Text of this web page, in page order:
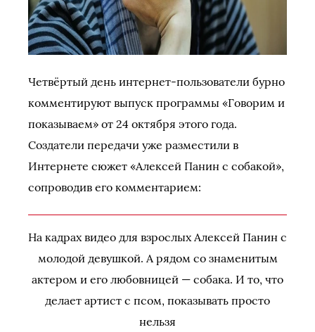
Четвёртый день интернет-пользователи бурно
комментируют выпуск программы «Говорим и
показываем» от 24 октября этого года.
Создатели передачи уже разместили в
Интернете сюжет «Алексей Панин с собакой»,
сопроводив его комментарием:
На кадрах видео для взрослых Алексей Панин с
молодой девушкой. А рядом со знаменитым
актером и его любовницей — собака. И то, что
делает артист с псом, показывать просто
нельзя